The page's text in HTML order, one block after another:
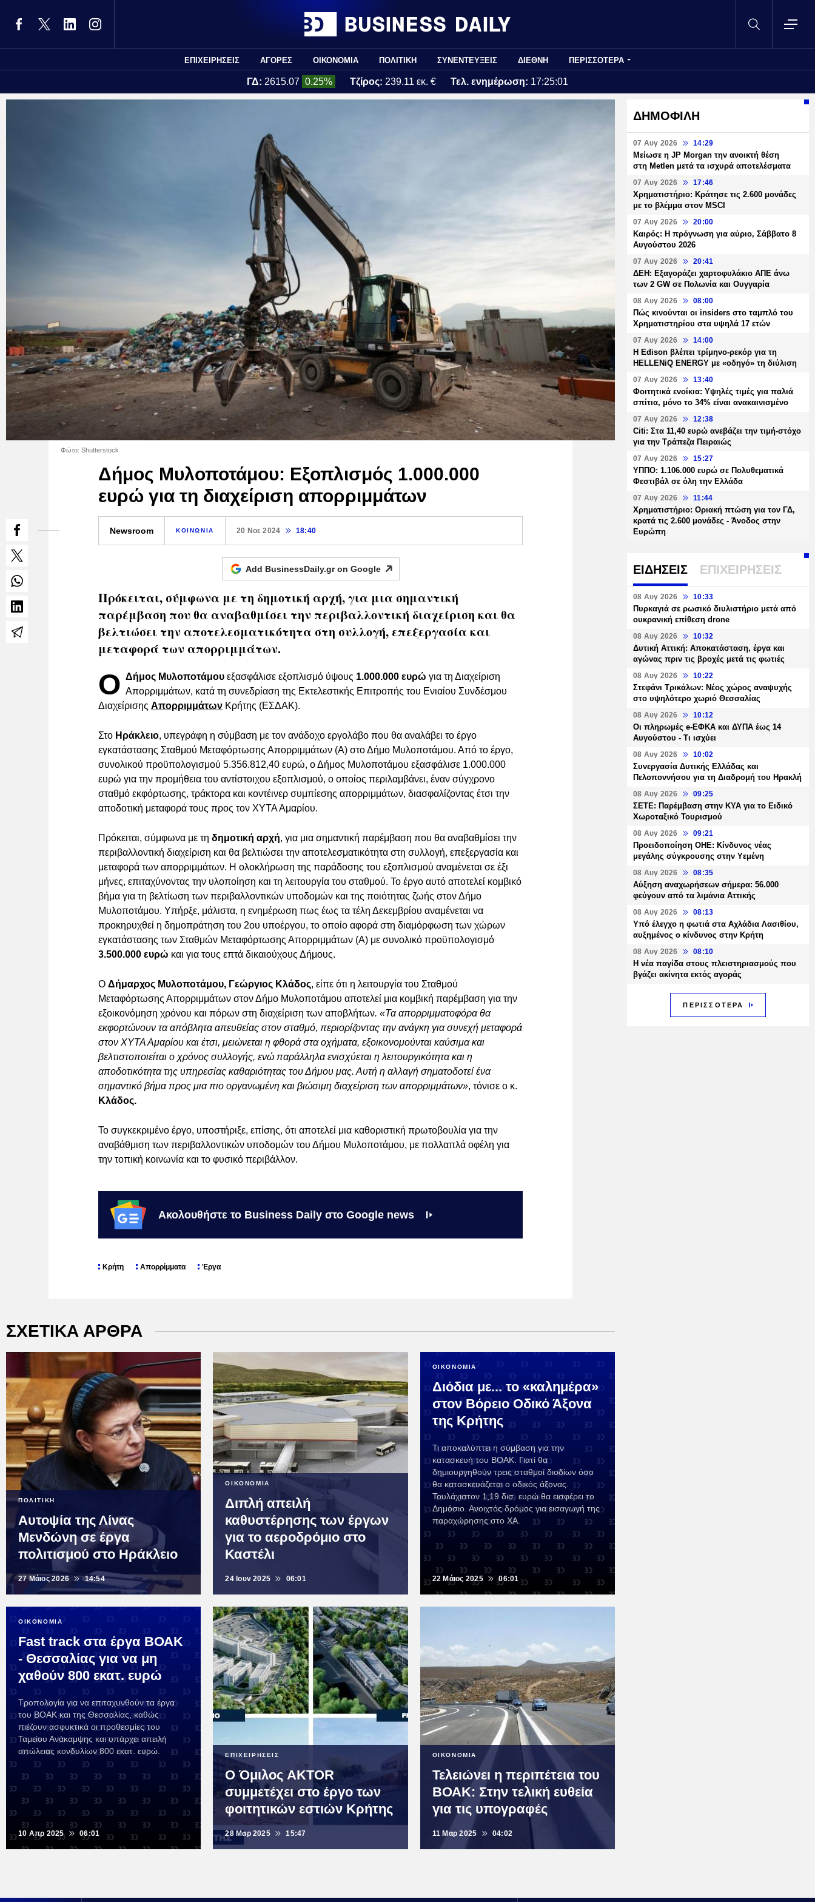
ΕΠΙΧΕΙΡΗΣΕΙΣ ΑΓΟΡΕΣ ΟΙΚΟΝΟΜΙΑ ΠΟΛΙΤΙΚΗ ΣΥΝΕΝΤΕΥΞΕΙΣ ΔΙΕΘΝΗ ΠΕΡΙΣΣΟΤΕΡΑ
ΓΔ: 2615.07 0.25% Τζίρος: 239.11 εκ. € Τελ. ενημέρωση: 17:25:01
Φώτο: Shutterstock
Δήμος Μυλοποτάμου: Εξοπλισμός 1.000.000
ευρώ για τη διαχείριση απορριμμάτων
Newsroom ΚΟΙΝΩΝΙΑ 20 Νοε 2024 18:40
Add BusinessDaily.gr on Google
Πρόκειται, σύμφωνα με τη δημοτική αρχή, για μια σημαντική
παρέμβαση που θα αναβαθμίσει την περιβαλλοντική διαχείριση και θα
βελτιώσει την αποτελεσματικότητα στη συλλογή, επεξεργασία και
μεταφορά των απορριμμάτων.
Ο Δήμος Μυλοποτάμου εξασφάλισε εξοπλισμό ύψους 1.000.000 ευρώ για τη Διαχείριση
Απορριμμάτων, κατά τη συνεδρίαση της Εκτελεστικής Επιτροπής του Ενιαίου Συνδέσμου
Διαχείρισης Απορριμμάτων Κρήτης (ΕΣΔΑΚ).
Στο Ηράκλειο, υπεγράφη η σύμβαση με τον ανάδοχο εργολάβο που θα αναλάβει το έργο
εγκατάστασης Σταθμού Μεταφόρτωσης Απορριμμάτων (Α) στο Δήμο Μυλοποτάμου. Από το έργο,
συνολικού προϋπολογισμού 5.356.812,40 ευρώ, ο Δήμος Μυλοποτάμου εξασφάλισε 1.000.000
ευρώ για την προμήθεια του αντίστοιχου εξοπλισμού, ο οποίος περιλαμβάνει, έναν σύγχρονο
σταθμό εκφόρτωσης, τράκτορα και κοντέινερ συμπίεσης απορριμμάτων, διασφαλίζοντας έτσι την
αποδοτική μεταφορά τους προς τον ΧΥΤΑ Αμαρίου.
Πρόκειται, σύμφωνα με τη δημοτική αρχή, για μια σημαντική παρέμβαση που θα αναβαθμίσει την
περιβαλλοντική διαχείριση και θα βελτιώσει την αποτελεσματικότητα στη συλλογή, επεξεργασία και
μεταφορά των απορριμμάτων. Η ολοκλήρωση της παράδοσης του εξοπλισμού αναμένεται σε έξι
μήνες, επιταχύνοντας την υλοποίηση και τη λειτουργία του σταθμού. Το έργο αυτό αποτελεί κομβικό
βήμα για τη βελτίωση των περιβαλλοντικών υποδομών και της ποιότητας ζωής στον Δήμο
Μυλοποτάμου. Υπήρξε, μάλιστα, η ενημέρωση πως έως τα τέλη Δεκεμβρίου αναμένεται να
προκηρυχθεί η δημοπράτηση του 2ου υποέργου, το οποίο αφορά στη διαμόρφωση των χώρων
εγκατάστασης των Σταθμών Μεταφόρτωσης Απορριμμάτων (Α) με συνολικό προϋπολογισμό
3.500.000 ευρώ και για τους επτά δικαιούχους Δήμους.
Ο Δήμαρχος Μυλοποτάμου, Γεώργιος Κλάδος, είπε ότι η λειτουργία του Σταθμού
Μεταφόρτωσης Απορριμμάτων στον Δήμο Μυλοποτάμου αποτελεί μια κομβική παρέμβαση για την
εξοικονόμηση χρόνου και πόρων στη διαχείριση των αποβλήτων. «Τα απορριμματοφόρα θα
εκφορτώνουν τα απόβλητα απευθείας στον σταθμό, περιορίζοντας την ανάγκη για συνεχή μεταφορά
στον ΧΥΤΑ Αμαρίου και έτσι, μειώνεται η φθορά στα οχήματα, εξοικονομούνται καύσιμα και
βελτιστοποιείται ο χρόνος συλλογής, ενώ παράλληλα ενισχύεται η λειτουργικότητα και η
αποδοτικότητα της υπηρεσίας καθαριότητας του Δήμου μας. Αυτή η αλλαγή σηματοδοτεί ένα
σημαντικό βήμα προς μια πιο οργανωμένη και βιώσιμη διαχείριση των απορριμμάτων», τόνισε ο κ.
Κλάδος.
Το συγκεκριμένο έργο, υποστήριξε, επίσης, ότι αποτελεί μια καθοριστική πρωτοβουλία για την
αναβάθμιση των περιβαλλοντικών υποδομών του Δήμου Μυλοποτάμου, με πολλαπλά οφέλη για
την τοπική κοινωνία και το φυσικό περιβάλλον.
Ακολουθήστε το Business Daily στο Google news
Κρήτη Απορρίμματα Έργα
ΣΧΕΤΙΚΑ ΑΡΘΡΑ
ΠΟΛΙΤΙΚΗ
Αυτοψία της Λίνας
Μενδώνη σε έργα
πολιτισμού στο Ηράκλειο
27 Μάιος 2026 14:54
ΟΙΚΟΝΟΜΙΑ
Διπλή απειλή
καθυστέρησης των έργων
για το αεροδρόμιο στο
Καστέλι
24 Ιουν 2025 06:01
ΟΙΚΟΝΟΜΙΑ
Διόδια με... το «καλημέρα»
στον Βόρειο Οδικό Άξονα
της Κρήτης
Τι αποκαλύπτει η σύμβαση για την
κατασκευή του ΒΟΑΚ. Γιατί θα
δημιουργηθούν τρεις σταθμοί διοδίων όσο
θα κατασκευάζεται ο οδικός άξονας.
Τουλάχιστον 1,19 δισ. ευρώ θα εισφέρει το
Δημόσιο. Ανοιχτός δρόμος για εισαγωγή της
παραχώρησης στο ΧΑ.
22 Μάιος 2025 06:01
ΟΙΚΟΝΟΜΙΑ
Fast track στα έργα ΒΟΑΚ
- Θεσσαλίας για να μη
χαθούν 800 εκατ. ευρώ
Τροπολογία για να επιταχυνθούν τα έργα
του ΒΟΑΚ και της Θεσσαλίας, καθώς
πιέζουν ασφυκτικά οι προθεσμίες του
Ταμείου Ανάκαμψης και υπάρχει απειλή
απώλειας κονδυλίων 800 εκατ. ευρώ.
10 Απρ 2025 06:01
ΕΠΙΧΕΙΡΗΣΕΙΣ
Ο Όμιλος AKTOR
συμμετέχει στο έργο των
φοιτητικών εστιών Κρήτης
28 Μαρ 2025 15:47
ΟΙΚΟΝΟΜΙΑ
Τελειώνει η περιπέτεια του
ΒΟΑΚ: Στην τελική ευθεία
για τις υπογραφές
11 Μαρ 2025 04:02
ΔΗΜΟΦΙΛΗ
07 Αυγ 2026 14:29
Μείωσε η JP Morgan την ανοικτή θέση
στη Metlen μετά τα ισχυρά αποτελέσματα
07 Αυγ 2026 17:46
Χρηματιστήριο: Κράτησε τις 2.600 μονάδες
με το βλέμμα στον MSCI
07 Αυγ 2026 20:00
Καιρός: Η πρόγνωση για αύριο, Σάββατο 8
Αυγούστου 2026
07 Αυγ 2026 20:41
ΔΕΗ: Εξαγοράζει χαρτοφυλάκιο ΑΠΕ άνω
των 2 GW σε Πολωνία και Ουγγαρία
08 Αυγ 2026 08:00
Πώς κινούνται οι insiders στο ταμπλό του
Χρηματιστηρίου στα υψηλά 17 ετών
07 Αυγ 2026 14:00
Η Edison βλέπει τρίμηνο-ρεκόρ για τη
HELLENiQ ENERGY με «οδηγό» τη διύλιση
07 Αυγ 2026 13:40
Φοιτητικά ενοίκια: Υψηλές τιμές για παλιά
σπίτια, μόνο το 34% είναι ανακαινισμένο
07 Αυγ 2026 12:38
Citi: Στα 11,40 ευρώ ανεβάζει την τιμή-στόχο
για την Τράπεζα Πειραιώς
07 Αυγ 2026 15:27
ΥΠΠΟ: 1.106.000 ευρώ σε Πολυθεματικά
Φεστιβάλ σε όλη την Ελλάδα
07 Αυγ 2026 11:44
Χρηματιστήριο: Οριακή πτώση για τον ΓΔ,
κρατά τις 2.600 μονάδες - Άνοδος στην
Ευρώπη
ΕΙΔΗΣΕΙΣ ΕΠΙΧΕΙΡΗΣΕΙΣ
08 Αυγ 2026 10:33
Πυρκαγιά σε ρωσικό διυλιστήριο μετά από
ουκρανική επίθεση drone
08 Αυγ 2026 10:32
Δυτική Αττική: Αποκατάσταση, έργα και
αγώνας πριν τις βροχές μετά τις φωτιές
08 Αυγ 2026 10:22
Στεφάνι Τρικάλων: Νέος χώρος αναψυχής
στο υψηλότερο χωριό Θεσσαλίας
08 Αυγ 2026 10:12
Οι πληρωμές e-ΕΦΚΑ και ΔΥΠΑ έως 14
Αυγούστου - Τι ισχύει
08 Αυγ 2026 10:02
Συνεργασία Δυτικής Ελλάδας και
Πελοποννήσου για τη Διαδρομή του Ηρακλή
08 Αυγ 2026 09:25
ΣΕΤΕ: Παρέμβαση στην ΚΥΑ για το Ειδικό
Χωροταξικό Τουρισμού
08 Αυγ 2026 09:21
Προειδοποίηση ΟΗΕ: Κίνδυνος νέας
μεγάλης σύγκρουσης στην Υεμένη
08 Αυγ 2026 08:35
Αύξηση αναχωρήσεων σήμερα: 56.000
φεύγουν από τα λιμάνια Αττικής
08 Αυγ 2026 08:13
Υπό έλεγχο η φωτιά στα Αχλάδια Λασιθίου,
αυξημένος ο κίνδυνος στην Κρήτη
08 Αυγ 2026 08:10
Η νέα παγίδα στους πλειστηριασμούς που
βγάζει ακίνητα εκτός αγοράς
ΠΕΡΙΣΣΟΤΕΡΑ